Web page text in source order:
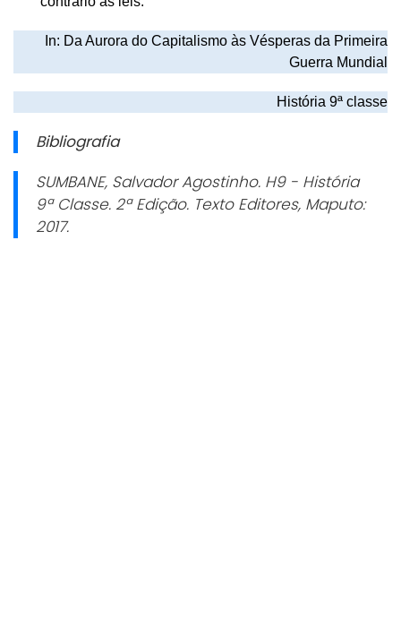
In: Da Aurora do Capitalismo às Vésperas da Primeira
Guerra Mundial
História 9ª classe
Bibliografia
SUMBANE, Salvador Agostinho. H9 - História
9ª Classe. 2ª Edição. Texto Editores, Maputo:
2017.